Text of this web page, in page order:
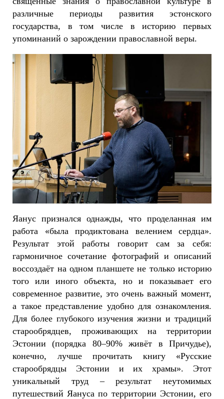
различные периоды развития эстонского
государства, в том числе в историю первых
упоминаний о зарождении православной веры.
Яанус признался однажды, что проделанная им
работа «была продиктована велением сердца».
Результат этой работы говорит сам за себя:
гармоничное сочетание фотографий и описаний
воссоздаёт на одном планшете не только историю
того или иного объекта, но и показывает его
современное развитие, это очень важный момент,
а такое представление удобно для ознакомления.
Для более глубокого изучения жизни и традиций
старообрядцев, проживающих на территории
Эстонии (порядка 80–90% живёт в Причудье),
конечно, лучше прочитать книгу «Русские
старообрядцы Эстонии и их храмы». Этот
уникальный труд – результат неутомимых
путешествий Яануса по территории Эстонии, его